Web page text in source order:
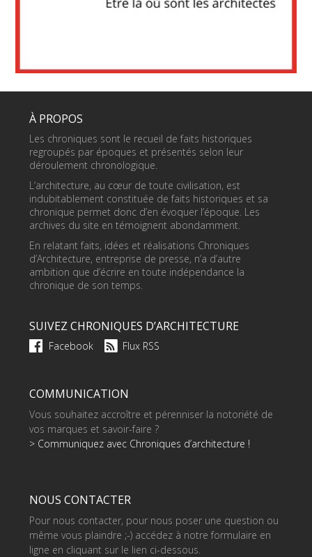
À PROPOS
Les chroniques sont le recueil de faits historiques
regroupés par époques et présentés selon leur
déroulement chronologique.
L’architecture, au cœur de toute civilisation, est
indubitablement constituée de faits historiques et sa
chronique permet donc d’en évoquer l’époque. Les
archives du site en témoignent abondamment.
En relatant faits, idées et réalisations Chroniques
d’Architecture, entreprise de presse, n’a d’autre
ambition que d’écrire en toute indépendance la
chronique de son temps.
SUIVEZ CHRONIQUES D’ARCHITECTURE
Facebook Flux RSS
COMMUNICATION
Vous souhaitez accroître et pérenniser la notoriété de
vos marques et savoir-faire ?
> Communiquez avec Chroniques d’architecture !
NOUS CONTACTER
Pour nous contacter, pour nous poser une question ou
même vous plaindre ;-) accédez à notre formulaire en
ligne en cliquant sur le lien ci-dessous.